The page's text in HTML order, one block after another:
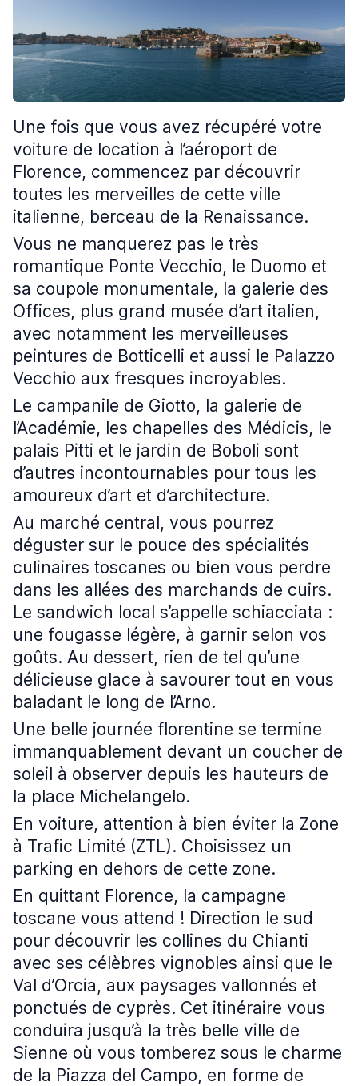
Une fois que vous avez récupéré votre
voiture de location à l’aéroport de
Florence, commencez par découvrir
toutes les merveilles de cette ville
italienne, berceau de la Renaissance.
Vous ne manquerez pas le très
romantique Ponte Vecchio, le Duomo et
sa coupole monumentale, la galerie des
Offices, plus grand musée d’art italien,
avec notamment les merveilleuses
peintures de Botticelli et aussi le Palazzo
Vecchio aux fresques incroyables.
Le campanile de Giotto, la galerie de
l’Académie, les chapelles des Médicis, le
palais Pitti et le jardin de Boboli sont
d’autres incontournables pour tous les
amoureux d’art et d’architecture.
Au marché central, vous pourrez
déguster sur le pouce des spécialités
culinaires toscanes ou bien vous perdre
dans les allées des marchands de cuirs.
Le sandwich local s’appelle schiacciata :
une fougasse légère, à garnir selon vos
goûts. Au dessert, rien de tel qu’une
délicieuse glace à savourer tout en vous
baladant le long de l’Arno.
Une belle journée florentine se termine
immanquablement devant un coucher de
soleil à observer depuis les hauteurs de
la place Michelangelo.
En voiture, attention à bien éviter la Zone
à Trafic Limité (ZTL). Choisissez un
parking en dehors de cette zone.
En quittant Florence, la campagne
toscane vous attend ! Direction le sud
pour découvrir les collines du Chianti
avec ses célèbres vignobles ainsi que le
Val d’Orcia, aux paysages vallonnés et
ponctués de cyprès. Cet itinéraire vous
conduira jusqu’à la très belle ville de
Sienne où vous tomberez sous le charme
de la Piazza del Campo, en forme de